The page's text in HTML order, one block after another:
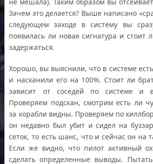
не мешала). Таким образом вы
Зачем это делается? Выше написано
следующем заходе в систему вы
появилась ли новая сигнатура и стоит
задержаться.
Хорошо, вы выяснили, что в системе
и насканили его на 100%. Стоит ли
зависит от соседей по системе и
Проверяем подскан, смотрим есть ли
за корабли видны. Проверяем по
он недавно был убит и сидел на
сеток, то есть шанс, что и сейчас он на
Если же видно, что пилот активный
сделать определенные выводы.